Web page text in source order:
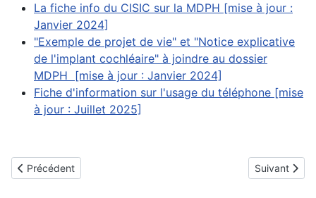
La fiche info du CISIC sur la MDPH [mise à jour :
Janvier 2024]
"Exemple de projet de vie" et "Notice explicative
de l'implant cochléaire" à joindre au dossier
MDPH [mise à jour : Janvier 2024]
Fiche d'information sur l'usage du téléphone [mise
à jour : Juillet 2025]
Article précédent : Nos enquêtes
Précédent Article
Suivant